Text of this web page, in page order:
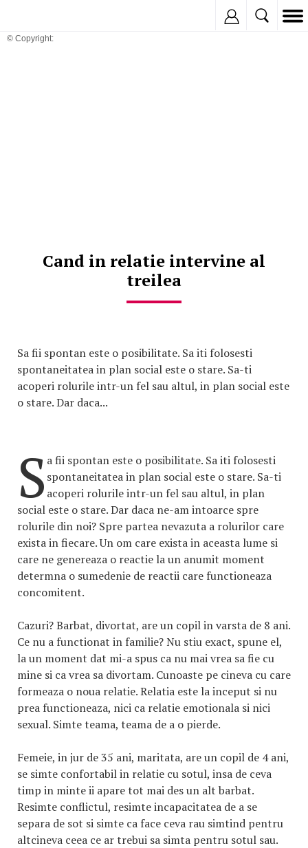
© Copyright:
Cand in relatie intervine al
treilea
Sa fii spontan este o posibilitate. Sa iti folosesti
spontaneitatea in plan social este o stare. Sa-ti
acoperi rolurile intr-un fel sau altul, in plan social este
o stare. Dar daca...
S a fii spontan este o posibilitate. Sa iti folosesti
spontaneitatea in plan social este o stare. Sa-ti
acoperi rolurile intr-un fel sau altul, in plan
social este o stare. Dar daca ne-am intoarce spre
rolurile din noi? Spre partea nevazuta a rolurilor care
exista in fiecare. Un om care exista in aceasta lume si
care ne genereaza o reactie la un anumit moment
determna o sumedenie de reactii care functioneaza
concomitent.
Cazuri? Barbat, divortat, are un copil in varsta de 8 ani.
Ce nu a functionat in familie? Nu stiu exact, spune el,
la un moment dat mi-a spus ca nu mai vrea sa fie cu
mine si ca vrea sa divortam. Cunoaste pe cineva cu care
formeaza o noua relatie. Relatia este la inceput si nu
prea functioneaza, nici ca relatie emotionala si nici
sexual. Simte teama, teama de a o pierde.
Femeie, in jur de 35 ani, maritata, are un copil de 4 ani,
se simte confortabil in relatie cu sotul, insa de ceva
timp in minte ii apare tot mai des un alt barbat.
Resimte conflictul, resimte incapacitatea de a se
separa de sot si simte ca face ceva rau simtind pentru
altcineva ceea ce ar trebui sa simta pentru sotul sau.